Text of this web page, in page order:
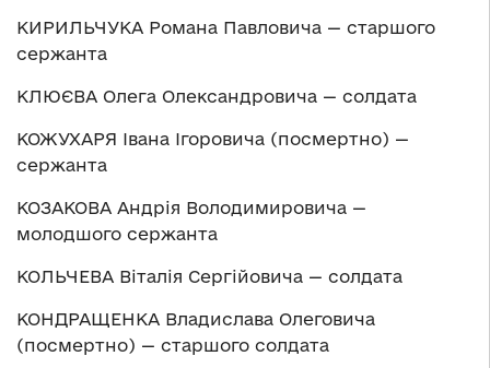
КИРИЛЬЧУКА Романа Павловича — старшого
сержанта
КЛЮЄВА Олега Олександровича — солдата
КОЖУХАРЯ Івана Ігоровича (посмертно) —
сержанта
КОЗАКОВА Андрія Володимировича —
молодшого сержанта
КОЛЬЧЕВА Віталія Сергійовича — солдата
КОНДРАЩЕНКА Владислава Олеговича
(посмертно) — старшого солдата